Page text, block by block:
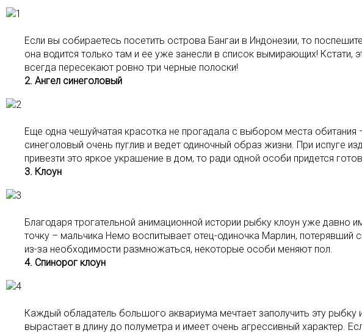
Если вы собираетесь посетить острова Бангаи в Индонезии, то
она водится только там и ее уже занесли в список вымирающих!
всегда пересекают ровно три черные полоски!
2. Ангел синеголовый
Еще одна чешуйчатая красотка не прогадала с выбором места
синеголовый очень пуглив и ведет одиночный образ жизни. При испуге
привезти это яркое украшение в дом, то ради одной особи придется
3. Клоун
Благодаря трогательной анимационной истории рыбку клоун уже давно
точку – мальчика Немо воспитывает отец-одиночка Марлин,
из-за необходимости размножаться, некоторые особи меняют пол.
4. Спинорог клоун
Каждый обладатель большого аквариума мечтает заполучить эту рыбку
вырастает в длину до полуметра и имеет очень агрессивный характер.